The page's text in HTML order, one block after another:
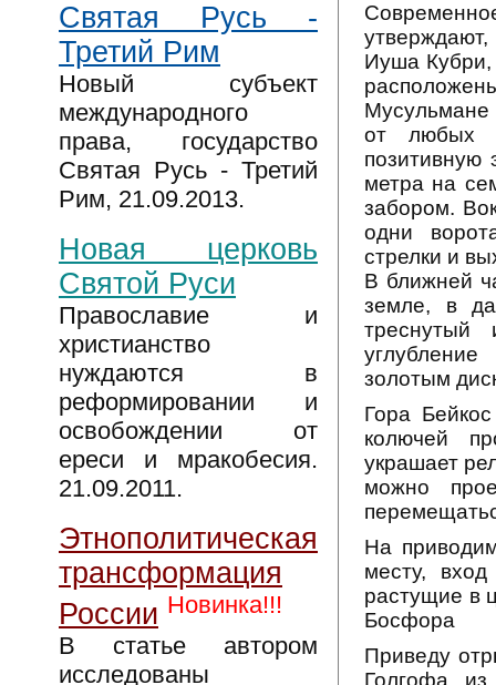
Святая Русь -
Третий Рим
Новый субъект
международного
права, государство
Святая Русь - Третий
Рим, 21.09.2013.
Новая церковь
Святой Руси
Православие и
христианство
нуждаются в
реформировании и
освобождении от
ереси и мракобесия.
21.09.2011.
Этнополитическая
трансформация
России Новинка!!!
В статье автором
исследованы
Иуша Кубри,
Мусульмане
от любых
позитивную
метра на
забором.
одни
стрелки и
В ближней
земле, в
треснутый
золотым
Гора
колючей
украшает
можно
На
месту,
растущие в
Босфора
Приведу
Голгофа